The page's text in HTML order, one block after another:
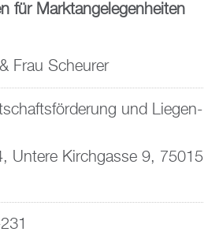
für Markt­an­ge­le­gen­hei­ten
Frau Scheu­rer
und Lie­gen­
Un­te­re Kirch­gas­se 9, 75015